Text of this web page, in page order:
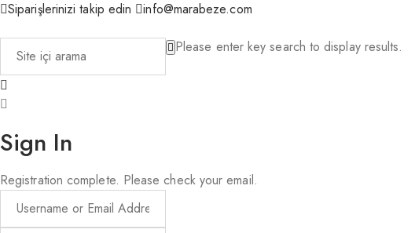
Siparişlerinizi takip edin info@marabeze.com
Please enter key search to display results.
Sign In
Registration complete. Please check your email.